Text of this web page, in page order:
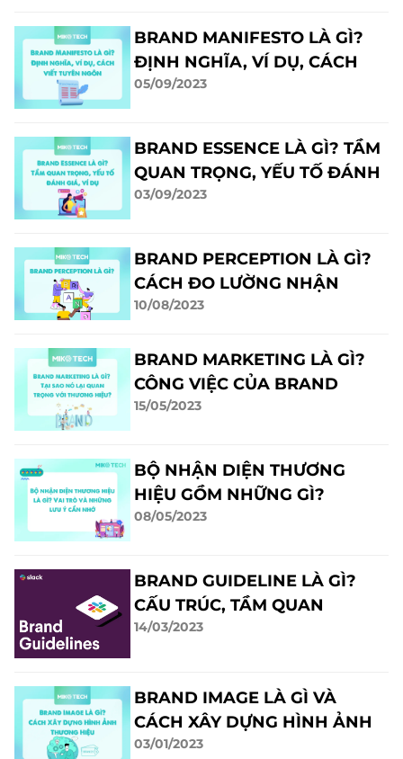
BRAND MANIFESTO LÀ GÌ?
ĐỊNH NGHĨA, VÍ DỤ, CÁCH
VIẾT TUYÊN NGÔN
05/09/2023
BRAND ESSENCE LÀ GÌ? TẦM
QUAN TRỌNG, YẾU TỐ ĐÁNH
GIÁ, VÍ DỤ
03/09/2023
BRAND PERCEPTION LÀ GÌ?
CÁCH ĐO LƯỜNG NHẬN
THỨC THƯƠNG HIỆU
10/08/2023
BRAND MARKETING LÀ GÌ?
CÔNG VIỆC CỦA BRAND
MARKETING LÀ LÀM GÌ?
15/05/2023
BỘ NHẬN DIỆN THƯƠNG
HIỆU GỒM NHỮNG GÌ?
NHỮNG YẾU TỐ QUAN
08/05/2023
BRAND GUIDELINE LÀ GÌ?
CẤU TRÚC, TẦM QUAN
TRỌNG, NHỮNG LƯU Ý
14/03/2023
BRAND IMAGE LÀ GÌ VÀ
CÁCH XÂY DỰNG HÌNH ẢNH
THƯƠNG HIỆU
03/01/2023